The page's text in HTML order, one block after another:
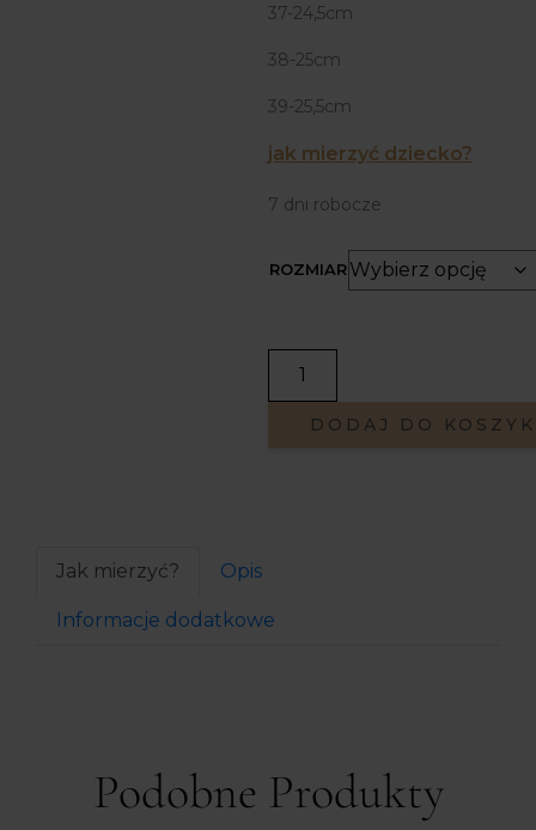
37-24,5cm
38-25cm
39-25,5cm
jak mierzyć dziecko?
7 dni robocze
ROZMIAR
DODAJ DO
Jak mierzyć? Opis
Informacje dodatkowe
Podobne Produkty